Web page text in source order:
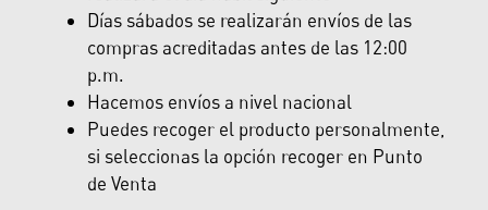
Días sábados se realizarán envíos de las
compras acreditadas antes de las 12:00
p.m.
Hacemos envíos a nivel nacional
Puedes recoger el producto personalmente,
si seleccionas la opción recoger en Punto
de Venta